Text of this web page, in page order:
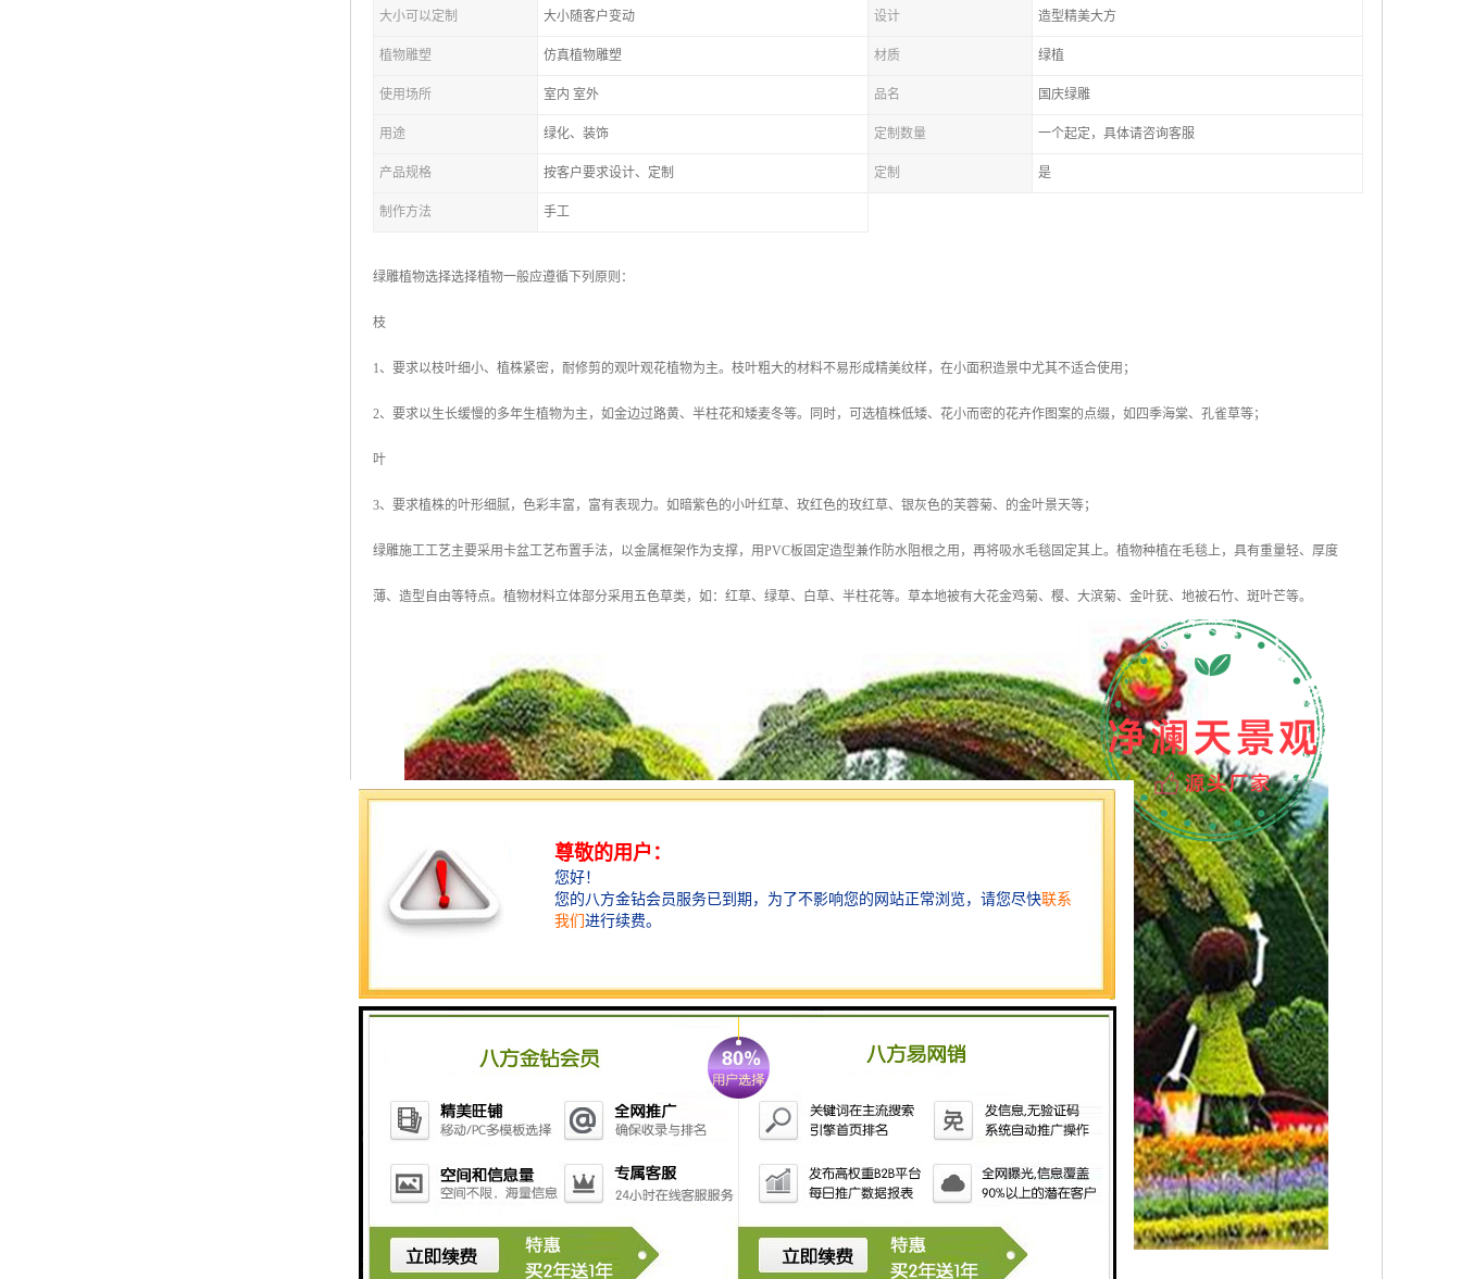
大小可以定制 大小随客户变动 设计 造型精美大方
植物雕塑 仿真植物雕塑 材质 绿植
使用场所 室内 室外 品名 国庆绿雕
用途 绿化、装饰 定制数量 一个起定，具体请咨询客服
产品规格 按客户要求设计、定制 定制 是
制作方法 手工
绿雕植物选择选择植物一般应遵循下列原则：
枝
1、要求以枝叶细小、植株紧密，耐修剪的观叶观花植物为主。枝叶粗大的材料不易形成精美纹样，在小面积造景中尤其不适合使用；
2、要求以生长缓慢的多年生植物为主，如金边过路黄、半柱花和矮麦冬等。同时，可选植株低矮、花小而密的花卉作图案的点缀，如四季海棠、孔雀草等；
叶
3、要求植株的叶形细腻，色彩丰富，富有表现力。如暗紫色的小叶红草、玫红色的玫红草、银灰色的芙蓉菊、的金叶景天等；
绿雕施工工艺主要采用卡盆工艺布置手法，以金属框架作为支撑，用PVC板固定造型兼作防水阻根之用，再将吸水毛毯固定其上。植物种植在毛毯上，具有重量轻、厚度
薄、造型自由等特点。植物材料立体部分采用五色草类，如：红草、绿草、白草、半柱花等。草本地被有大花金鸡菊、樱、大滨菊、金叶莸、地被石竹、斑叶芒等。